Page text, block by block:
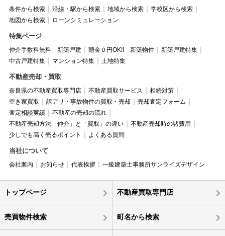
条件から検索 沿線・駅から検索 地域から検索
学校区から検索
地図から検索
ローンシミュレーション
特集ページ
仲介手数料無料 新築戸建 頭金０円OK!! 新築物件
新築戸建特集
中古戸建特集
マンション特集 土地特集
不動産売却・買取
奈良県の不動産買取専門店 不動産買取サービス
相続対策
空き家買取
訳アリ・事故物件の買取・売却
売却査定フォーム
査定相談実績
不動産の売却の流れ
不動産売却方法「仲介」と「買取」の違い
不動産売却時の諸費用
少しでも高く売るポイント
よくある質問
当社について
会社案内 お知らせ 代表挨拶 一級建築士事務所サンライズデザイン
トップページ 不動産買取専門店
売買物件検索 町名から検索